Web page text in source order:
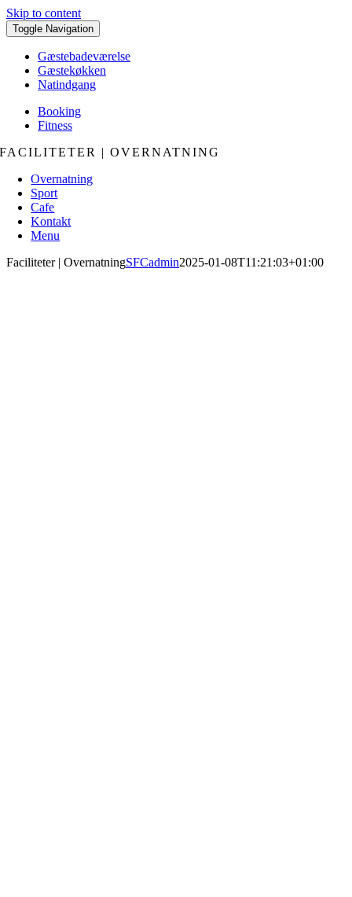
Skip to content
Toggle Navigation
Gæstebadeværelse
Gæstekøkken
Natindgang
Booking
Fitness
FACILITETER | OVERNATNING
Overnatning
Sport
Cafe
Kontakt
Menu
Faciliteter | OvernatningSFCadmin2025-01-08T11:21:03+01:00